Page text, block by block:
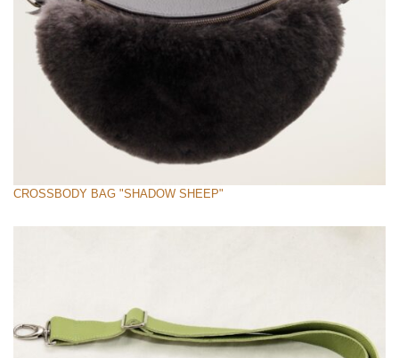
CROSSBODY BAG "SHADOW SHEEP"